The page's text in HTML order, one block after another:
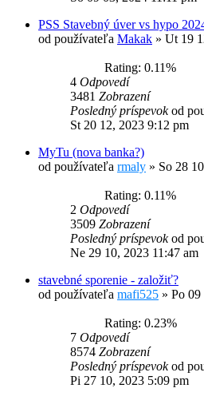
PSS Stavebný úver vs hypo
od používateľa Makak » Ut 19
Rating: 0.11%
4 Odpovedí
3481 Zobrazení
Posledný príspevokod
St 20 12, 2023 9:12 pm
MyTu (nova banka?)
od používateľa rmaly » So 28
Rating: 0.11%
2 Odpovedí
3509 Zobrazení
Posledný príspevokod
Ne 29 10, 2023 11:47 am
stavebné sporenie - založiť?
od používateľa mafi525 » Po 09
Rating: 0.23%
7 Odpovedí
8574 Zobrazení
Posledný príspevokod
Pi 27 10, 2023 5:09 pm